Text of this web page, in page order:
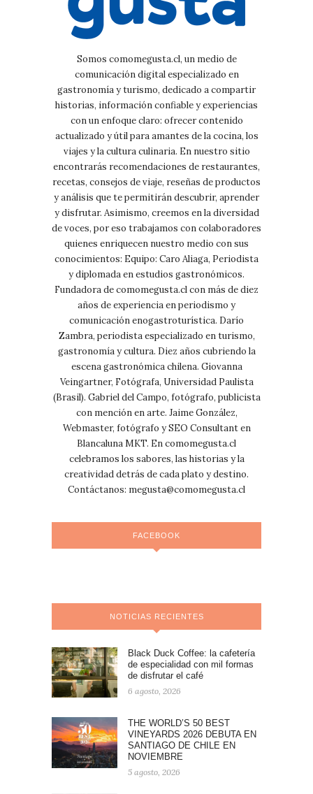
Somos comomegusta.cl, un medio de
comunicación digital especializado en
gastronomía y turismo, dedicado a compartir
historias, información confiable y experiencias
con un enfoque claro: ofrecer contenido
actualizado y útil para amantes de la cocina, los
viajes y la cultura culinaria. En nuestro sitio
encontrarás recomendaciones de restaurantes,
recetas, consejos de viaje, reseñas de productos
y análisis que te permitirán descubrir, aprender
y disfrutar. Asimismo, creemos en la diversidad
de voces, por eso trabajamos con colaboradores
quienes enriquecen nuestro medio con sus
conocimientos: Equipo: Caro Aliaga, Periodista
y diplomada en estudios gastronómicos.
Fundadora de comomegusta.cl con más de diez
años de experiencia en periodismo y
comunicación enogastroturística. Darío
Zambra, periodista especializado en turismo,
gastronomía y cultura. Diez años cubriendo la
escena gastronómica chilena. Giovanna
Veingartner, Fotógrafa, Universidad Paulista
(Brasil). Gabriel del Campo, fotógrafo, publicista
con mención en arte. Jaime González,
Webmaster, fotógrafo y SEO Consultant en
Blancaluna MKT. En comomegusta.cl
celebramos los sabores, las historias y la
creatividad detrás de cada plato y destino.
Contáctanos: megusta@comomegusta.cl
FACEBOOK
NOTICIAS RECIENTES
Black Duck Coffee: la cafetería
de especialidad con mil formas
de disfrutar el café
6 agosto, 2026
THE WORLD’S 50 BEST
VINEYARDS 2026 DEBUTA EN
SANTIAGO DE CHILE EN
NOVIEMBRE
5 agosto, 2026